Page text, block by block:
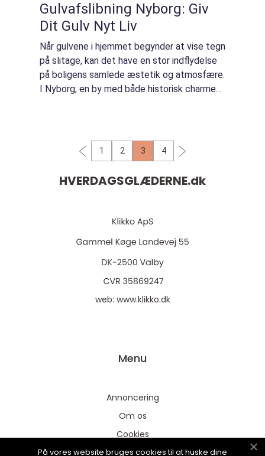
Gulvafslibning Nyborg: Giv
Dit Gulv Nyt Liv
Når gulvene i hjemmet begynder at vise tegn
på slitage, kan det have en stor indflydelse
på boligens samlede æstetik og atmosfære.
I Nyborg, en by med både historisk charme
1 2 3 4
HVERDAGSGLÆDERNE.dk
web: www.klikko.dk
Menu
Annoncering
Om os
Cookies
Kontakt os
På vores website bruges cookies til at huske dine